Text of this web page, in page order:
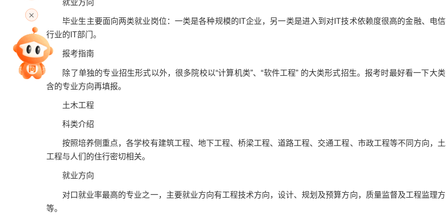
专家指导课
就业方向
毕业生主要面向两类就业岗位：一类是各种规模的IT企业，另一类是进入到对IT技术依赖度很高的金融、电
行业的IT部门。
报考指南
除了单独的专业招生形式以外，很多院校以“计算机类”、“软件工程” 的大类形式招生。报考时最好看一下大
含的专业方向再填报。
土木工程
科类介绍
按照培养侧重点，各学校有建筑工程、地下工程、桥梁工程、道路工程、交通工程、市政工程等不同方向，
工程与人们的住行密切相关。
就业方向
对口就业率最高的专业之一，主要就业方向有工程技术方向，设计、规划及预算方向，质量监督及工程监理
等。